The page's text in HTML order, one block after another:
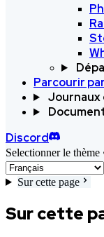
Parcourir
Journaux
Discord
Selectionner le thème
Sur cette page
Sur cette